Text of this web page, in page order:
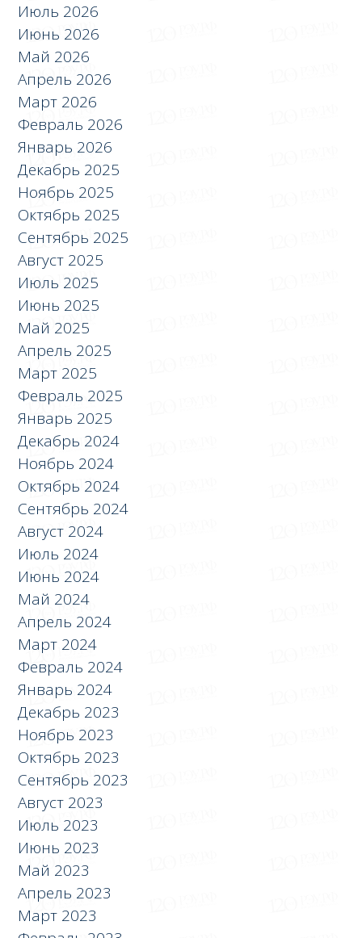
Июль 2026
Июнь 2026
Май 2026
Апрель 2026
Март 2026
Февраль 2026
Январь 2026
Декабрь 2025
Ноябрь 2025
Октябрь 2025
Сентябрь 2025
Август 2025
Июль 2025
Июнь 2025
Май 2025
Апрель 2025
Март 2025
Февраль 2025
Январь 2025
Декабрь 2024
Ноябрь 2024
Октябрь 2024
Сентябрь 2024
Август 2024
Июль 2024
Июнь 2024
Май 2024
Апрель 2024
Март 2024
Февраль 2024
Январь 2024
Декабрь 2023
Ноябрь 2023
Октябрь 2023
Сентябрь 2023
Август 2023
Июль 2023
Июнь 2023
Май 2023
Апрель 2023
Март 2023